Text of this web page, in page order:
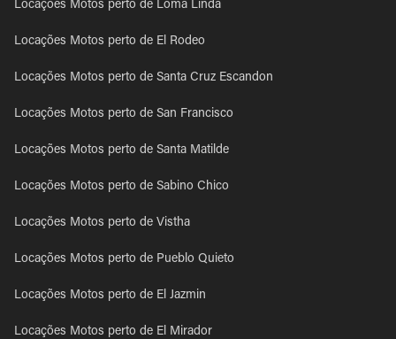
Locações Motos perto de Loma Linda
Locações Motos perto de El Rodeo
Locações Motos perto de Santa Cruz Escandon
Locações Motos perto de San Francisco
Locações Motos perto de Santa Matilde
Locações Motos perto de Sabino Chico
Locações Motos perto de Vistha
Locações Motos perto de Pueblo Quieto
Locações Motos perto de El Jazmin
Locações Motos perto de El Mirador